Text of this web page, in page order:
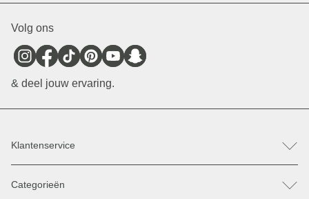
Volg ons
& deel jouw ervaring.
Klantenservice
Hulp & Contact
Categorieën